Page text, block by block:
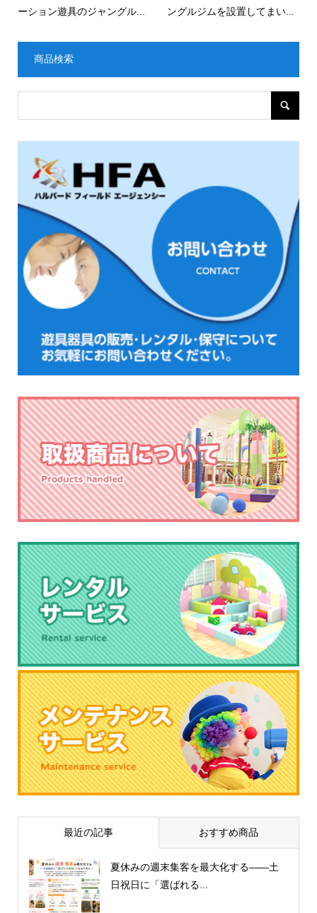
ーション遊具のジャングル... ングルジムを設置してまい...
商品検索
最近の記事 おすすめ商品
夏休みの週末集客を最大化する——土
日祝日に「選ばれる...